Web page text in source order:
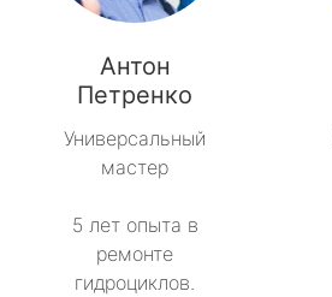
Антон
Петренко
Универсальный
мастер
5 лет опыта в
ремонте
гидроциклов.